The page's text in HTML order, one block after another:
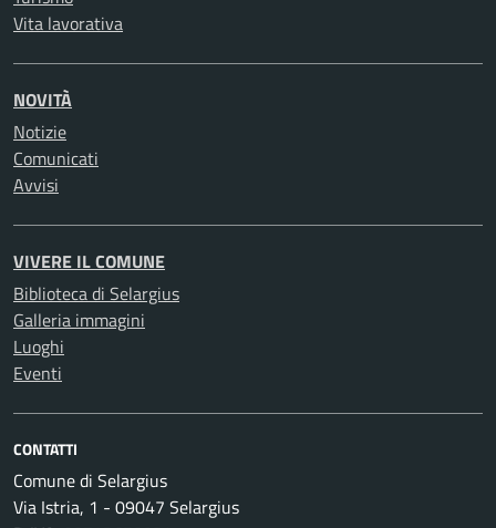
Vita lavorativa
NOVITÀ
Notizie
Comunicati
Avvisi
VIVERE IL COMUNE
Biblioteca di Selargius
Galleria immagini
Luoghi
Eventi
CONTATTI
Comune di Selargius
Via Istria, 1 - 09047 Selargius